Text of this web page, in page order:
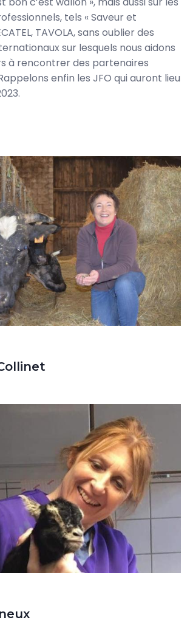
tels « Saveur et
TAVOLA, sans oublier des
sur lesquels nous aidons
à rencontrer des partenaires
enfin les JFO qui auront lieu